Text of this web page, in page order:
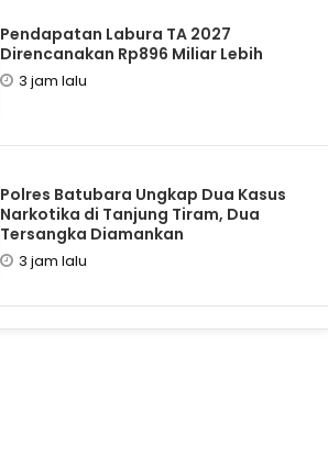
Pendapatan Labura TA 2027
Direncanakan Rp896 Miliar Lebih
3 jam lalu
Polres Batubara Ungkap Dua Kasus
Narkotika di Tanjung Tiram, Dua
Tersangka Diamankan
3 jam lalu